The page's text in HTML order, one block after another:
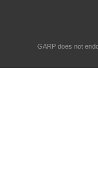
GARP does not